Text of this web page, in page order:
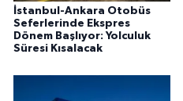
İstanbul-Ankara Otobüs
Seferlerinde Ekspres
Dönem Başlıyor: Yolculuk
Süresi Kısalacak